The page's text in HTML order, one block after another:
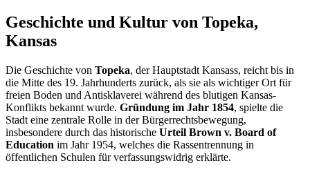
Geschichte und Kultur von Topeka,
Kansas
Die Geschichte von Topeka, der Hauptstadt Kansass, reicht bis in
die Mitte des 19. Jahrhunderts zurück, als sie als wichtiger Ort für
freien Boden und Antisklaverei während des blutigen Kansas-
Konflikts bekannt wurde. Gründung im Jahr 1854, spielte die
Stadt eine zentrale Rolle in der Bürgerrechtsbewegung,
insbesondere durch das historische Urteil Brown v. Board of
Education im Jahr 1954, welches die Rassentrennung in
öffentlichen Schulen für verfassungswidrig erklärte.